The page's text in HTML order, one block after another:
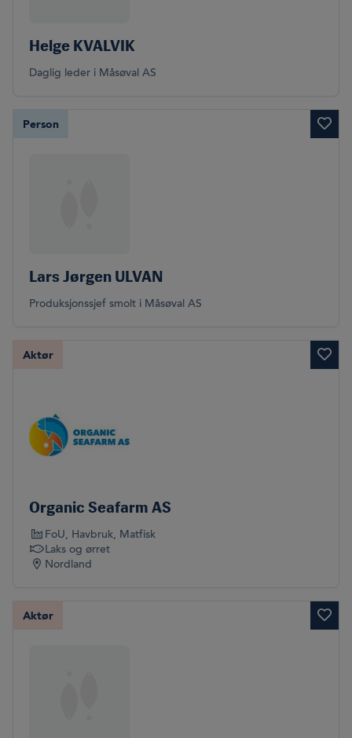
Helge KVALVIK
Daglig leder i Måsøval AS
Person
Lars Jørgen ULVAN
Produksjonssjef smolt i Måsøval AS
Aktør
Organic Seafarm AS
FoU, Havbruk, Matfisk
Laks og ørret
Nordland
Aktør